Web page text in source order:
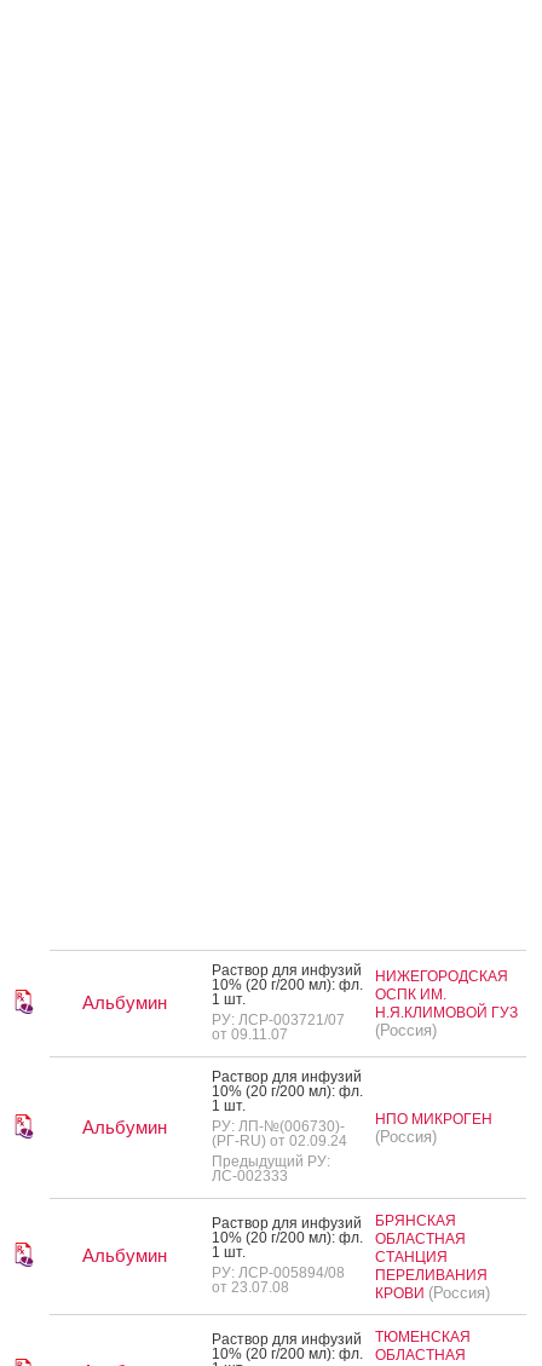
Альбумин
Рас­твор для ин­фу­зий
10% (20 г/200 мл): фл.
1 шт.
РУ: ЛСР-003721/07
от 09.11.07
НИЖЕГОРОДСКАЯ
ОСПК ИМ.
Н.Я.КЛИМОВОЙ ГУЗ
(Россия)
Альбумин
Рас­твор для ин­фу­зий
10% (20 г/200 мл): фл.
1 шт.
РУ: ЛП-№(006730)-
(РГ-RU) от 02.09.24
Предыдущий РУ:
ЛС-002333
НПО МИКРОГЕН
(Россия)
Альбумин
Рас­твор для ин­фу­зий
10% (20 г/200 мл): фл.
1 шт.
РУ: ЛСР-005894/08
от 23.07.08
БРЯНСКАЯ
ОБЛАСТНАЯ
СТАНЦИЯ
ПЕРЕЛИВАНИЯ
КРОВИ (Россия)
Рас­твор для ин­фу­зий
10% (20 г/200 мл): фл.
ТЮМЕНСКАЯ
ОБЛАСТНАЯ